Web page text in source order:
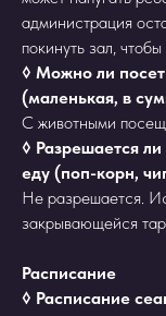
администрация
покинуть зал,
◊ Можно ли
(маленькая, в
С животными
◊ Разрешается
еду (поп-корн,
Не разрешается.
закрывающейся
Расписание
◊ Расписание